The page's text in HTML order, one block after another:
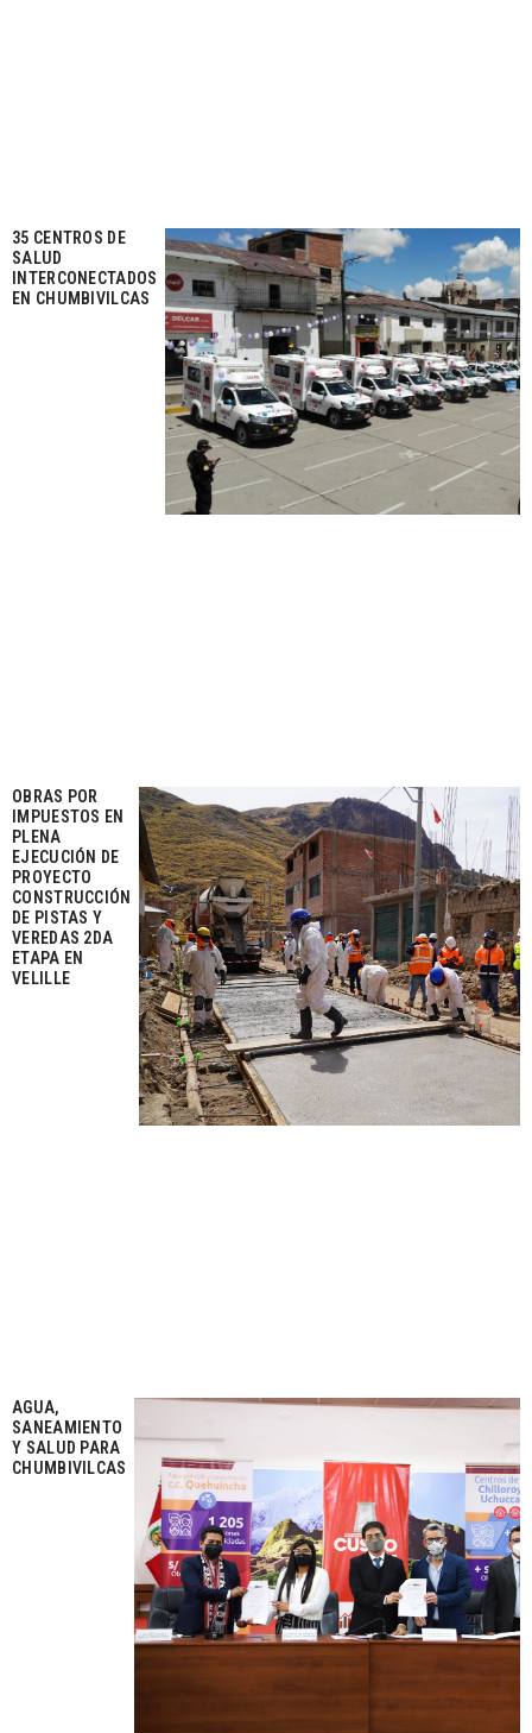
35 CENTROS DE
SALUD
INTERCONECTADOS
EN CHUMBIVILCAS
OBRAS POR
IMPUESTOS EN
PLENA
EJECUCIÓN DE
PROYECTO
CONSTRUCCIÓN
DE PISTAS Y
VEREDAS 2DA
ETAPA EN
VELILLE
AGUA,
SANEAMIENTO
Y SALUD PARA
CHUMBIVILCAS